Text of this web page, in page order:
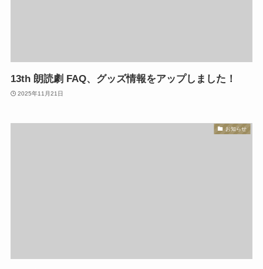
13th 朗読劇 FAQ、グッズ情報をアップしました！
2025年11月21日
お知らせ